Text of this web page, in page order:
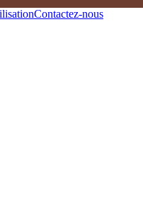
Contactez-nous